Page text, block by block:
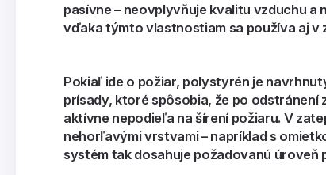
pasívne – neovplyvňuje kvalitu vzduchu
vďaka týmto vlastnostiam sa používa aj
Pokiaľ ide o požiar, polystyrén je
prísady, ktoré spôsobia, že po odstránení
aktívne nepodieľa na šírení požiaru. V
nehorľavými vrstvami – napríklad s
systém tak dosahuje požadovanú úroveň